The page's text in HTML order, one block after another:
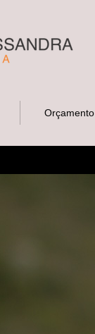
Orçamento